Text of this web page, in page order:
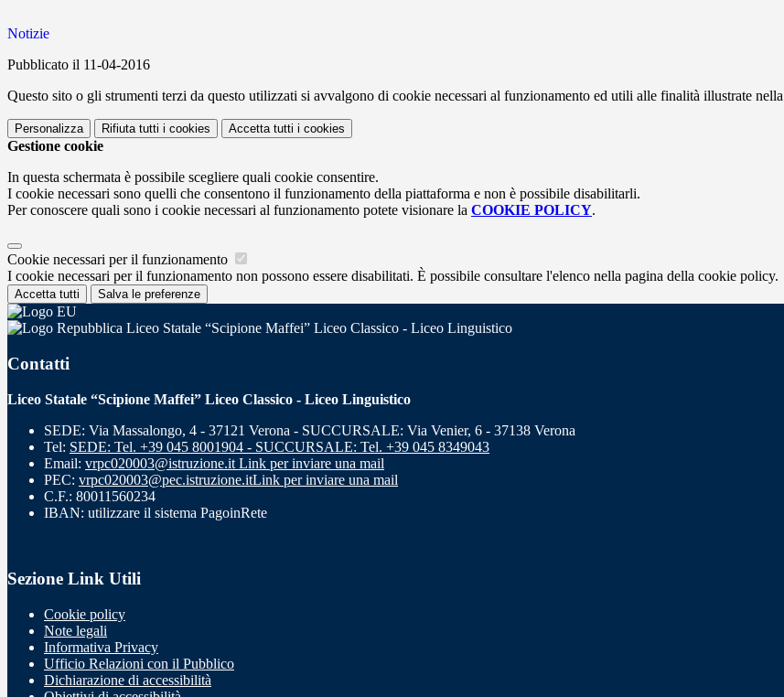
Notizie
Pubblicato il 11-04-2016
Questo sito o gli strumenti terzi da questo utilizzati si avvalgono di cookie necessari al funzionamento ed utili alle finalità illustrate nella
Personalizza Rifiuta tutti i cookies Accetta tutti i cookies
Gestione cookie
In questa schermata è possibile scegliere quali cookie consentire.
I cookie necessari sono quelli che consentono il funzionamento della piattaforma e non è possibile disabilitarli.
Per conoscere quali sono i cookie necessari al funzionamento potete visionare la COOKIE POLICY.
Cookie necessari per il funzionamento
I cookie necessari per il funzionamento non possono essere disabilitati. È possibile consultare l'elenco nella pagina della cookie policy.
Accetta tutti Salva le preferenze
Liceo Statale “Scipione Maffei” Liceo Classico - Liceo Linguistico
Contatti
Liceo Statale “Scipione Maffei” Liceo Classico - Liceo Linguistico
SEDE: Via Massalongo, 4 - 37121 Verona - SUCCURSALE: Via Venier, 6 - 37138 Verona
Tel: SEDE: Tel. +39 045 8001904 - SUCCURSALE: Tel. +39 045 8349043
Email: vrpc020003@istruzione.it Link per inviare una mail
PEC: vrpc020003@pec.istruzione.itLink per inviare una mail
C.F.: 80011560234
IBAN: utilizzare il sistema PagoinRete
Sezione Link Utili
Cookie policy
Note legali
Informativa Privacy
Ufficio Relazioni con il Pubblico
Dichiarazione di accessibilità